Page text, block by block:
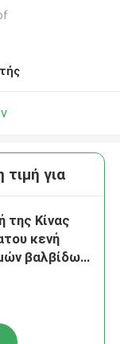
για
της Κίνας
κενή
βαλβίδων